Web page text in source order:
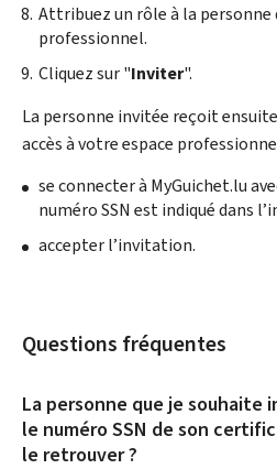
Attribuez un rôle à la personne
professionnel.
Cliquez sur "Inviter".
La personne invitée reçoit
accès à votre espace
se connecter à MyGuichet.lu
numéro SSN est indiqué dans
accepter l’invitation.
Questions fréquentes
La personne que je souhaite
le numéro SSN de son
le retrouver ?